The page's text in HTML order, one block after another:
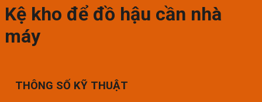
Kệ kho để đồ hậu cần nhà
máy
THÔNG SỐ KỸ THUẬT